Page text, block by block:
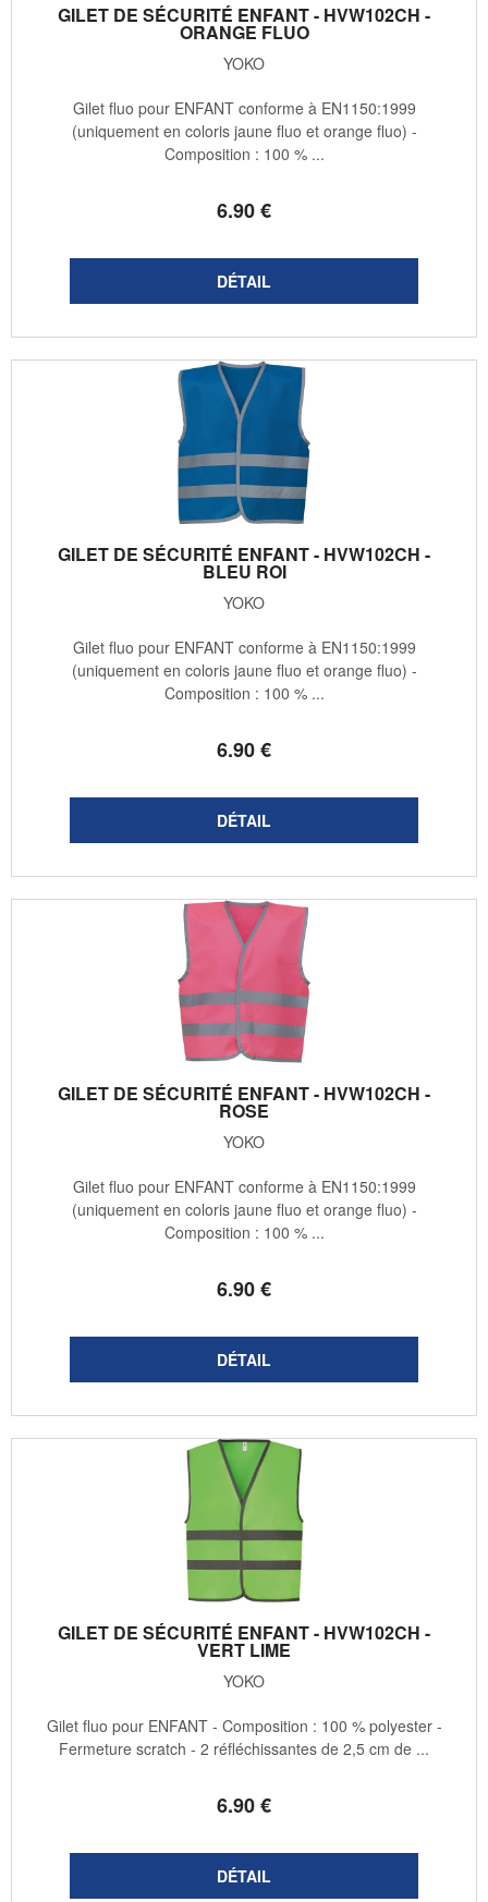
GILET DE SÉCURITÉ ENFANT - HVW102CH -
ORANGE FLUO
YOKO
6.90€
Gilet fluo pour ENFANT conforme à EN1150:1999
(uniquement en coloris jaune fluo et orange fluo) -
Composition : 100 % ...
GILET DE SÉCURITÉ ENFANT - HVW102CH -
BLEU ROI
YOKO
6.90€
Gilet fluo pour ENFANT conforme à EN1150:1999
(uniquement en coloris jaune fluo et orange fluo) -
Composition : 100 % ...
GILET DE SÉCURITÉ ENFANT - HVW102CH -
ROSE
YOKO
6.90€
Gilet fluo pour ENFANT conforme à EN1150:1999
(uniquement en coloris jaune fluo et orange fluo) -
Composition : 100 % ...
GILET DE SÉCURITÉ ENFANT - HVW102CH -
VERT LIME
YOKO
6.90€
Gilet fluo pour ENFANT - Composition : 100 % polyester -
Fermeture scratch - 2 réfléchissantes de 2,5 cm de ...